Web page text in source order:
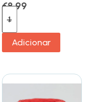
€8.99
Adicionar